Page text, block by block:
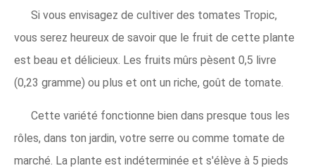
Si vous envisagez de cultiver des tomates Tropic,
vous serez heureux de savoir que le fruit de cette plante
est beau et délicieux. Les fruits mûrs pèsent 0,5 livre
(0,23 gramme) ou plus et ont un riche, goût de tomate.
Cette variété fonctionne bien dans presque tous les
rôles, dans ton jardin, votre serre ou comme tomate de
marché. La plante est indéterminée et s'élève à 5 pieds